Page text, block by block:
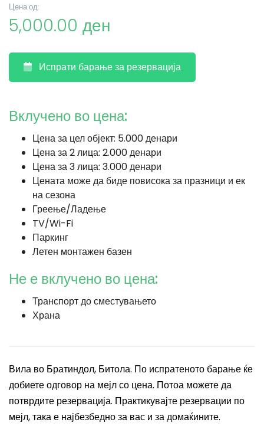
Цена од:
5,000.00 ден
Испрати барање за резервација
Вклучено во цена:
Цена за цел објект: 5.000 денари
Цена за 2 лица: 2.000 денари
Цена за 3 лица: 3.000 денари
Цената може да биде повисока за празници и ек
на сезона
Греење/Ладење
TV/Wi-Fi
Паркинг
Летен монтажен базен
Не е вклучено во цена:
Транспорт до сместувањето
Храна
Вила во Братиндол, Битола. По испратеното барање ќе
добиете одговор на мејл со цена. Потоа можете да
потврдите резервација. Практикувајте резервации по
мејл, така е најбезбедно за вас и за домаќините.